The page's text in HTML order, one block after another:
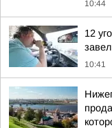
10:44
12
10:41